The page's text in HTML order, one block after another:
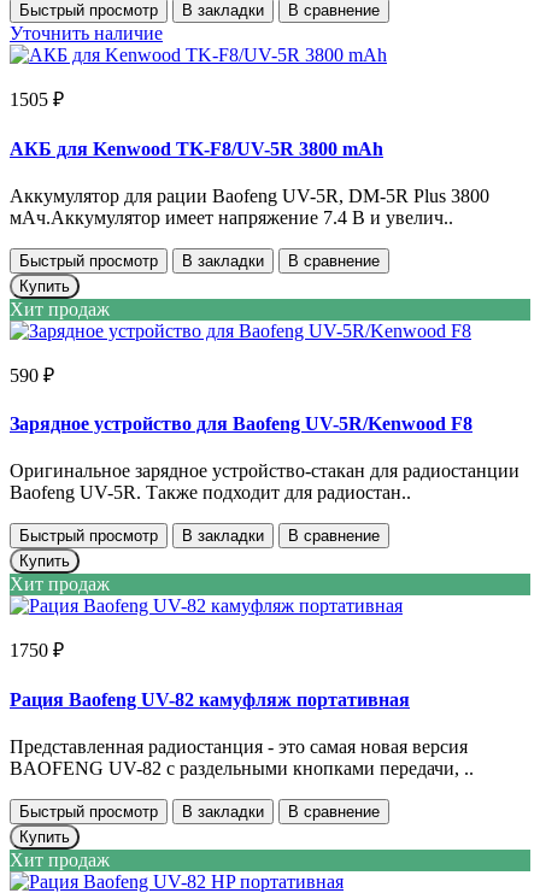
Быстрый просмотр В закладки В сравнение
Уточнить наличие
1505 ₽
АКБ для Kenwood TK-F8/UV-5R 3800 mAh
Аккумулятор для рации Baofeng UV-5R, DM-5R Plus 3800
мАч.Аккумулятор имеет напряжение 7.4 В и увелич..
Быстрый просмотр В закладки
В сравнение
Купить
Хит продаж
590 ₽
Зарядное устройство для Baofeng UV-5R/Kenwood F8
Оригинальное зарядное устройство-стакан для радиостанции
Baofeng UV-5R. Также подходит для радиостан..
Быстрый просмотр В закладки
В сравнение
Купить
Хит продаж
1750 ₽
Рация Baofeng UV-82 камуфляж портативная
Представленная радиостанция - это самая новая версия
BAOFENG UV-82 c раздельными кнопками передачи, ..
Быстрый просмотр В закладки
В сравнение
Купить
Хит продаж